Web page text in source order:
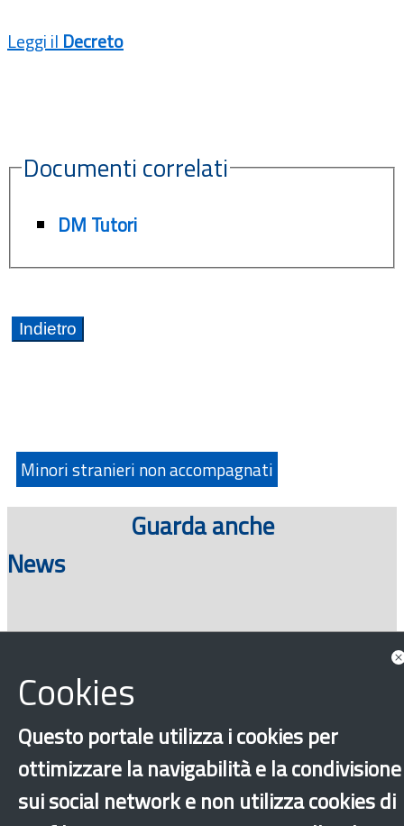
Leggi il Decreto
Documenti correlati
DM Tutori
Minori stranieri non accompagnati
Guarda anche
News
Cookies
Questo portale utilizza i cookies per
ottimizzare la navigabilità e la condivisione
sui social network e non utilizza cookies di